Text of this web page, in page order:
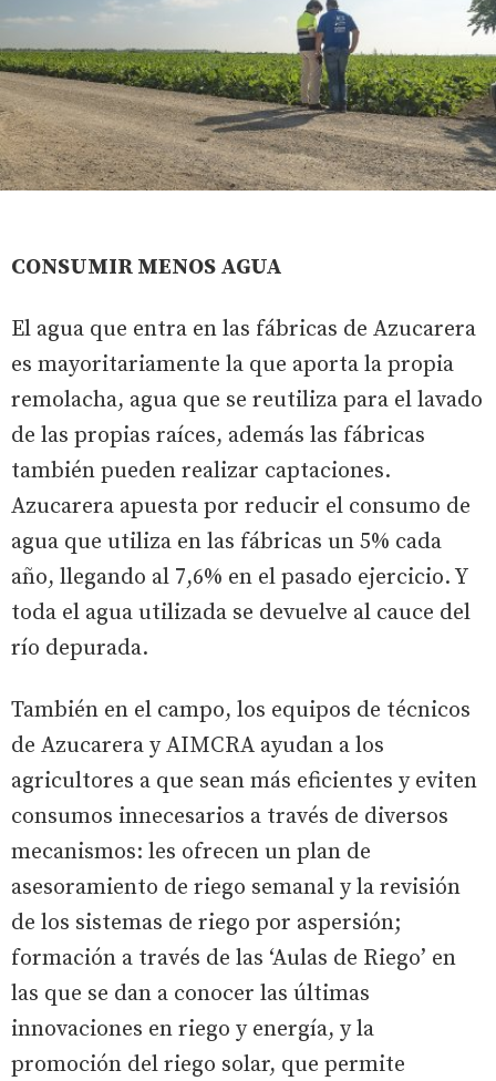
CONSUMIR MENOS AGUA
El agua que entra en las fábricas de Azucarera
es mayoritariamente la que aporta la propia
remolacha, agua que se reutiliza para el lavado
de las propias raíces, además las fábricas
también pueden realizar captaciones.
Azucarera apuesta por reducir el consumo de
agua que utiliza en las fábricas un 5% cada
año, llegando al 7,6% en el pasado ejercicio. Y
toda el agua utilizada se devuelve al cauce del
río depurada.
También en el campo, los equipos de técnicos
de Azucarera y AIMCRA ayudan a los
agricultores a que sean más eficientes y eviten
consumos innecesarios a través de diversos
mecanismos: les ofrecen un plan de
asesoramiento de riego semanal y la revisión
de los sistemas de riego por aspersión;
formación a través de las ‘Aulas de Riego’ en
las que se dan a conocer las últimas
innovaciones en riego y energía, y la
promoción del riego solar, que permite